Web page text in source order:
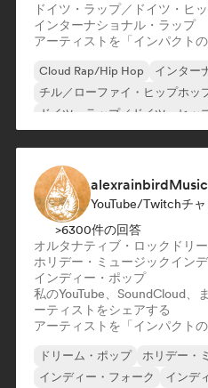
ドイツ・ラップ／ドイツ・ヒ
インターナショナル・ラップ
アーティストを「インパクト
Cloud Rap/Hip Hop
インター
チル／ローファイ・ヒップホッ
ドイツ・ラップ／ドイツ・ヒッ
alexrainbirdMusic
>6300件の回答
オルタナティブ・ロック ドリ
ホリデー・ミュージックイン
インディー・ポップ
私のYouTube、SoundCloud、
ーティストをシェアする
アーティストを「インパクト
ドリーム・ポップ
ホリデー・
インディー・フォーク
インデ